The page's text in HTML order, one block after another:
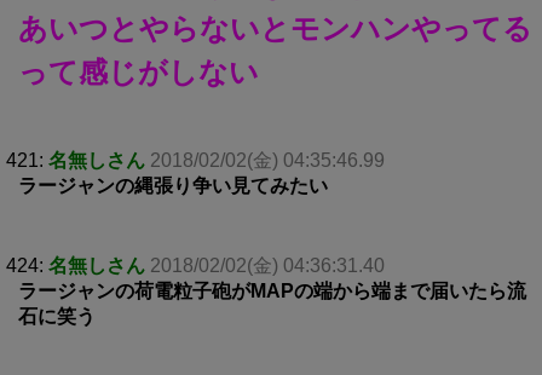
あいつとやらないとモンハンやってる
って感じがしない
421: 名無しさん 2018/02/02(金) 04:35:46.99
ラージャンの縄張り争い見てみたい
424: 名無しさん 2018/02/02(金) 04:36:31.40
ラージャンの荷電粒子砲がMAPの端から端まで届いたら流
石に笑う